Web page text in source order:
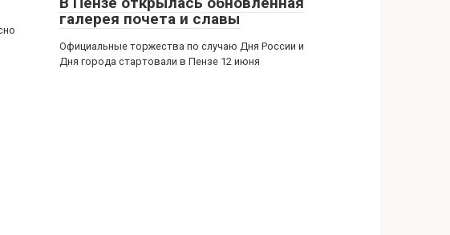
галерея почета и славы
Официальные торжества по случаю Дня России и
Дня города стартовали в Пензе 12 июня